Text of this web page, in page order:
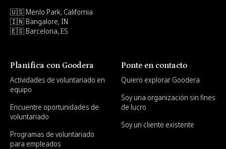
🇺🇸 Menlo Park, California
🇮🇳 Bangalore, IN
🇪🇸 Barcelona, ES
Planifica con Goodera
Actividades de voluntariado en
equipo
Encuentre oportunidades de
voluntariado
Programas de voluntariado
para empleados
Ponte en contacto
Quiero explorar Goodera
Soy una organización sin fines
de lucro
Soy un cliente existente